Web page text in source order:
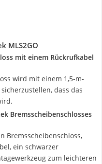
MLS2GO
mit einem Rückrufkabel
wird mit einem 1,5-m-
dass das
Bremsscheibenschlosses
Bremsscheibenschloss,
ein schwarzer
zum leichteren